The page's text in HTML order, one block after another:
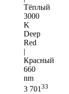
Тёплый
3000
K
Deep
Red
|
Красный
660
nm
3 701 33